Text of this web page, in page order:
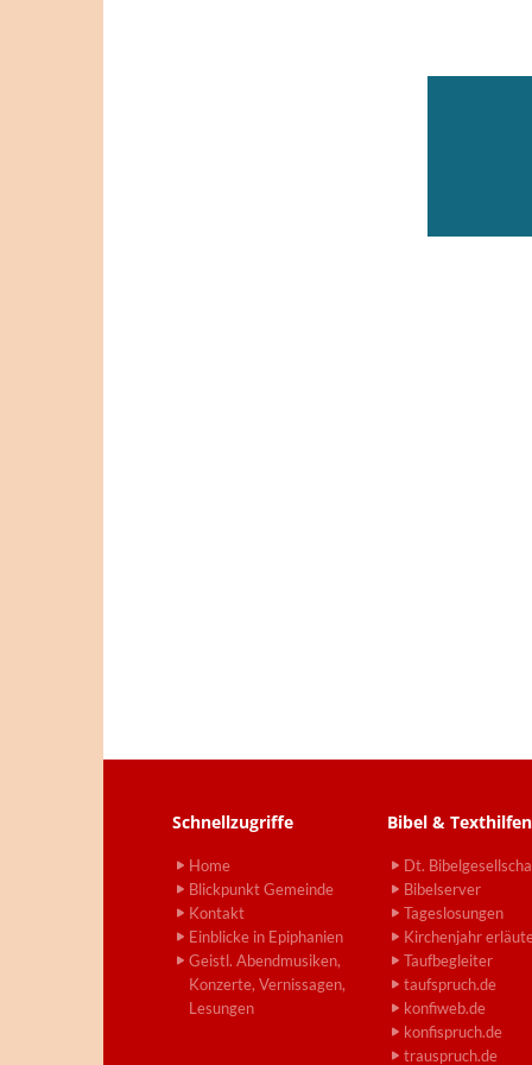
Schnellzugriffe
Home
Blickpunkt Gemeinde
Kontakt
Einblicke in Epiphanien
Geistl. Abendmusiken,
Konzerte, Vernissagen,
Lesungen
Bibel & Texthilfen
Dt.
Bibelserver
Tageslosungen
Kirchenjahr
Taufbegleiter
taufspruch.de
konfiweb.de
konfispruch.de
trauspruch.de